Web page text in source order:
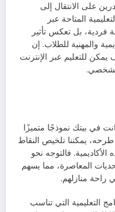
على الانتقال إلى
المتاحة عبر
فردية، بل تعكس تأثير
والمهنية للطلاب. إن
للتعليم عبر الإنترنت
في بيتك نموذجًا متميزًا
يمكننا تلخيص النقاط
فالتوجه نحو
المعاصرة، مما يسهم
راحة منازلهم.
التعليمية التي تناسب